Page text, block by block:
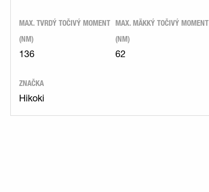
MAX. TVRDÝ TOČIVÝ MOMENT
(NM)
136
MAX. MÄKKÝ TOČIVÝ MOMENT
(NM)
62
ZNAČKA
Hikoki